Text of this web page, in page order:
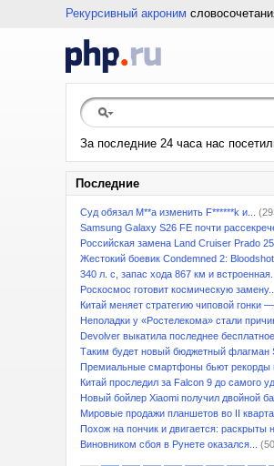
Рекурсивный акроним
За последние 24 часа нас
Последние
Суд обязал M**a изменить F******k и...
Samsung Galaxy S26 FE почти
Российская замена Land Cruiser Prado
Жестокий боевик Condemned 2: Bloodshot
340 л. с, запас хода 867 км и встроенная...
Роскосмос готовит космическую замену...
Китай меняет стратегию чиповой гонки
Неполадки у «Ростелекома» стали
Devolver выкатила последнее
Таким будет новый бюджетный флагман
Премиальные смартфоны бьют рекорды
Китай проследил за Falcon 9 до самого
Новый бойлер Xiaomi получил двойной
Мировые продажи планшетов во II
Похож на пончик и двигается: раскрыты
Виновником сбоя в Рунете оказался...